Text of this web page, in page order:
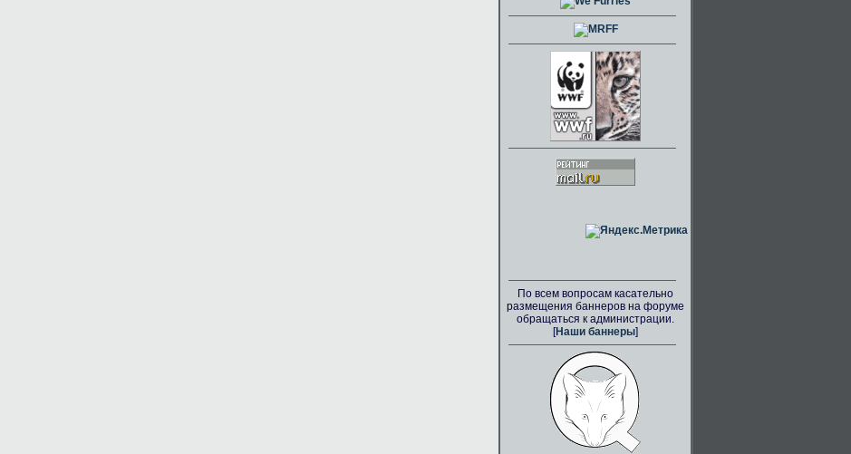
По всем вопросам касательно
размещения баннеров на форуме
обращаться к администрации.
[Наши баннеры]